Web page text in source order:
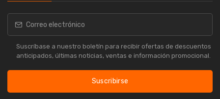
Suscríbase a nuestro boletín para recibir ofertas de descuentos
anticipados, últimas noticias, ventas e información promocional.
Suscribirse